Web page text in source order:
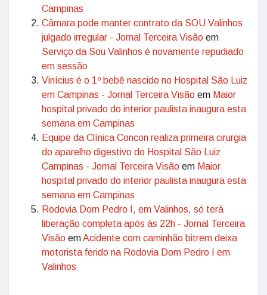
Campinas
Câmara pode manter contrato da SOU Valinhos
julgado irregular - Jornal Terceira Visão em
Serviço da Sou Valinhos é novamente repudiado
em sessão
Vinícius é o 1º bebê nascido no Hospital São Luiz
em Campinas - Jornal Terceira Visão em Maior
hospital privado do interior paulista inaugura esta
semana em Campinas
Equipe da Clínica Concon realiza primeira cirurgia
do aparelho digestivo do Hospital São Luiz
Campinas - Jornal Terceira Visão em Maior
hospital privado do interior paulista inaugura esta
semana em Campinas
Rodovia Dom Pedro I, em Valinhos, só terá
liberação completa após às 22h - Jornal Terceira
Visão emAcidente com caminhão bitrem deixa
motorista ferido na Rodovia Dom Pedro I em
Valinhos